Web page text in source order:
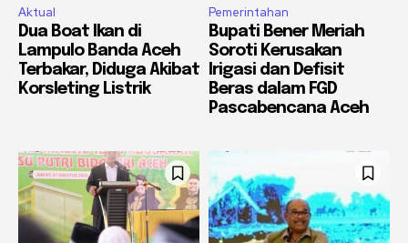
Aktual
Dua Boat Ikan di
Lampulo Banda Aceh
Terbakar, Diduga Akibat
Korsleting Listrik
Pemerintahan
Bupati Bener Meriah
Soroti Kerusakan
Irigasi dan Defisit
Beras dalam FGD
Pascabencana Aceh